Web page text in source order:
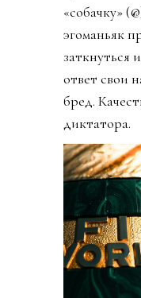
«собачку»
эгоманьяк
заткнуться
ответ свои
бред.
диктатора.